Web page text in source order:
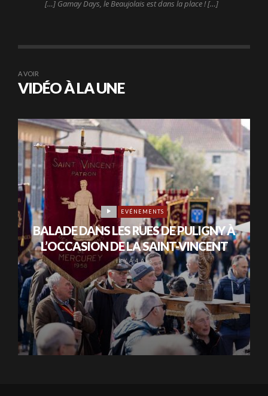
[…] Gamay Days, le Beaujolais est dans la place ! […]
A VOIR
VIDÉO À LA UNE
EVÉNEMENTS
BALADE DANS LES RUES DE PULIGNY À
L’OCCASION DE LA SAINT-VINCENT
IL Y A 4 ANS